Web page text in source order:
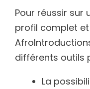
Pour réussir sur
profil complet
différents outils
La